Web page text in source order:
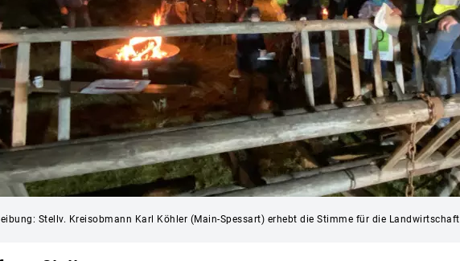
Stellv. Kreisobmann Karl Köhler (Main-Spessart) erhebt die Stimme für die Landwirtschaft